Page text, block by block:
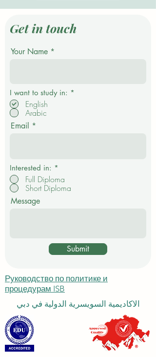
Get in touch
Your Name
I want to study in: *
English
Arabic
Email
Interested in: *
Full Diploma
Short Diploma
Message
Submit
Руководство по политике и
процедурам ISB
الاكاديمية السويسرية الدولية في دبي